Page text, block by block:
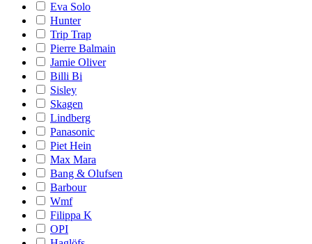
Eva Solo
Hunter
Trip Trap
Pierre Balmain
Jamie Oliver
Billi Bi
Sisley
Skagen
Lindberg
Panasonic
Piet Hein
Max Mara
Bang & Olufsen
Barbour
Wmf
Filippa K
OPI